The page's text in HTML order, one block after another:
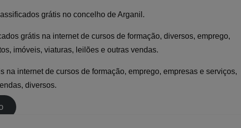
grátis no concelho de Arganil.
grátis na internet de cursos de formação, diversos, emprego,
imóveis, viaturas, leilões e outras vendas.
na internet de cursos de formação, emprego, empresas e serviços,
diversos.